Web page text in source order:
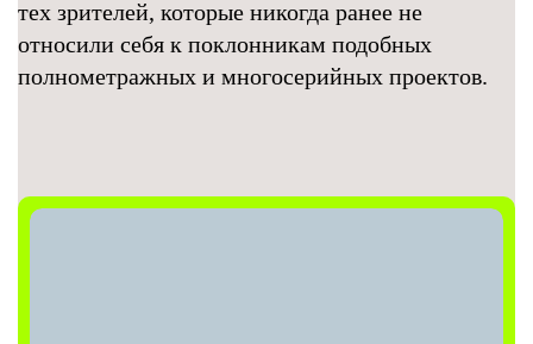
тех зрителей, которые никогда ранее не
относили себя к поклонникам подобных
полнометражных и многосерийных проектов.